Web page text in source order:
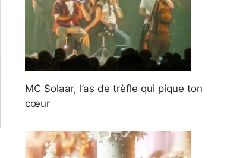
MC Solaar, l’as de trèfle qui pique ton
cœur